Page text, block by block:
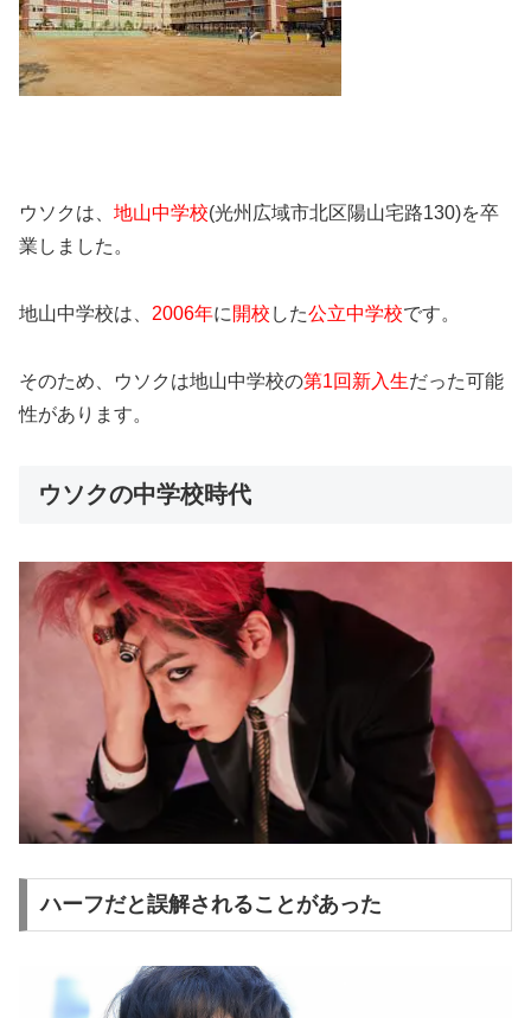
ウソクは、 地山中学校(光州広域市北区陽山宅路130)を卒
業しました。
地山中学校は、 2006年に 開校 した公立中学校です。
そのため、ウソクは地山中学校の第1回新入生だった可能
性があります。
ウソクの中学校時代
ハーフだと誤解されることがあった